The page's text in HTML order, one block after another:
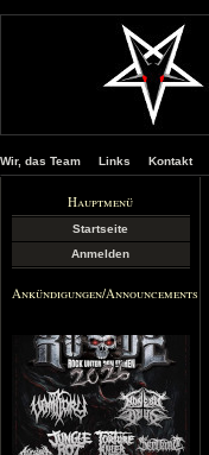
Wir, das Team Links Kontakt
Hauptmenü
Startseite
Anmelden
Ankündigungen/Announcements